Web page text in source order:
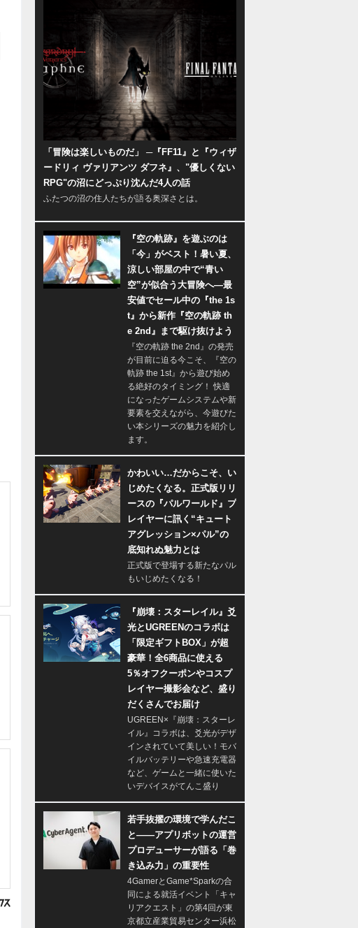
「冒険は楽しいものだ」 ─『FF11』と『ウィザ
ードリィ ヴァリアンツ ダフネ』、"優しくない
RPG"の沼にどっぷり沈んだ4人の話
ふたつの沼の住人たちが語る奥深さとは。
『空の軌跡』を遊ぶのは
「今」がベスト！暑い夏、
涼しい部屋の中で“青い
空”が似合う大冒険へ―最
安値でセール中の『the 1s
t』から新作『空の軌跡 th
e 2nd』まで駆け抜けよう
『空の軌跡 the 2nd』の発売
が目前に迫る今こそ、『空の
軌跡 the 1st』から遊び始め
る絶好のタイミング！ 快適
になったゲームシステムや新
要素を交えながら、今遊びた
い本シリーズの魅力を紹介し
ます。
かわいい…だからこそ、い
じめたくなる。正式版リリ
ースの『パルワールド』プ
レイヤーに訊く“キュート
アグレッション×パル”の
底知れぬ魅力とは
正式版で登場する新たなパル
もいじめたくなる！
『崩壊：スターレイル』爻
光とUGREENのコラボは
「限定ギフトBOX」が超
豪華！全6商品に使える
5％オフクーポンやコスプ
レイヤー撮影会など、盛り
だくさんでお届け
UGREEN×『崩壊：スターレ
イル』コラボは、爻光がデザ
インされていて美しい！モバ
イルバッテリーや急速充電器
など、ゲームと一緒に使いた
いデバイスがてんこ盛り
若手抜擢の環境で学んだこ
と――アプリボットの運営
プロデューサーが語る「巻
き込み力」の重要性
4GamerとGame*Sparkの合
同による就活イベント「キャ
リアクエスト」の第4回が東
京都立産業貿易センター浜松